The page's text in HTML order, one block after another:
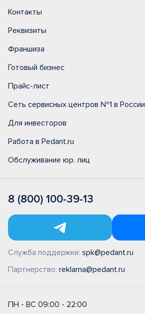
Контакты
Реквизиты
Франшиза
Готовый бизнес
Прайс-лист
Сеть сервисных центров №1 в России
Для инвесторов
Работа в Pedant.ru
Обслуживание юр. лиц
8 (800) 100-39-13
Служба поддержки: spk@pedant.ru
Партнерство: reklama@pedant.ru
ПН - ВС 09:00 - 22:00